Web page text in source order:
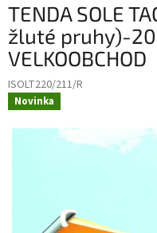
TENDA SOLE
žluté pruhy)-
VELKOOBCHOD
ISOLT220/211/R
Novinka